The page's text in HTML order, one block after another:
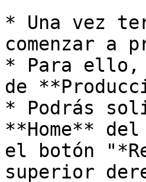
* Una vez
comenzar a
* Para ello,
de
* Podrás
**Home**
el botón
superior